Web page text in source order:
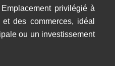
privilégié à
des commerces, idéal
ou un investissement